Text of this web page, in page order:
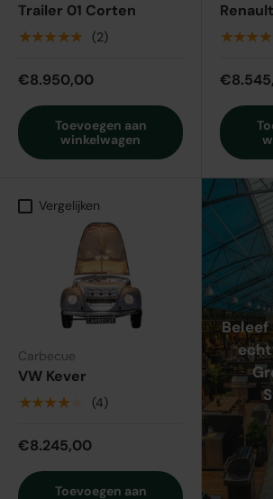
Trailer 01 Corten
★★★★★ (2)
€8.950,00
Toevoegen aan
winkelwagen
Vergelijken
Carbecue
VW Kever
★★★★★ (4)
€8.245,00
Toevoegen aan
Beleef
echt